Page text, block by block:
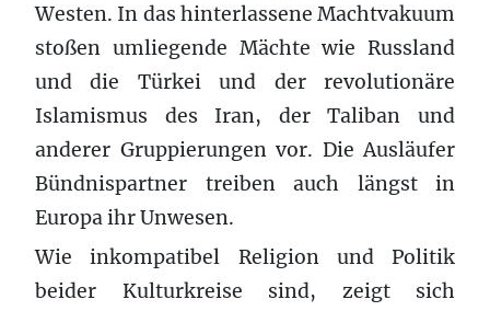
Westen. In das hinterlassene Machtvakuum
stoßen umliegende Mächte wie Russland
und die Türkei und der revolutionäre
Islamismus des Iran, der Taliban und
anderer Gruppierungen vor. Die Ausläufer
Bündnispartner treiben auch längst in
Europa ihr Unwesen.
Wie inkompatibel Religion und Politik
beider Kulturkreise sind, zeigt sich